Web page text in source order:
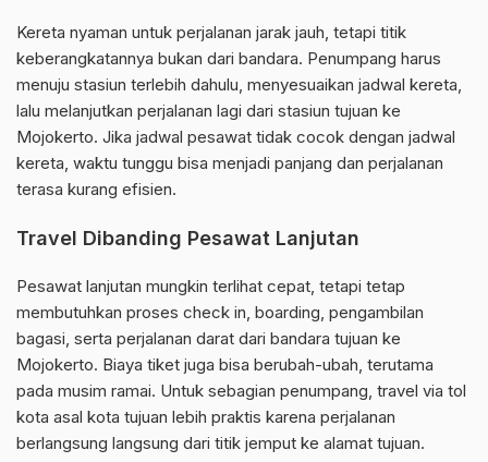
Kereta nyaman untuk perjalanan jarak jauh, tetapi titik
keberangkatannya bukan dari bandara. Penumpang harus
menuju stasiun terlebih dahulu, menyesuaikan jadwal kereta,
lalu melanjutkan perjalanan lagi dari stasiun tujuan ke
Mojokerto. Jika jadwal pesawat tidak cocok dengan jadwal
kereta, waktu tunggu bisa menjadi panjang dan perjalanan
terasa kurang efisien.
Travel Dibanding Pesawat Lanjutan
Pesawat lanjutan mungkin terlihat cepat, tetapi tetap
membutuhkan proses check in, boarding, pengambilan
bagasi, serta perjalanan darat dari bandara tujuan ke
Mojokerto. Biaya tiket juga bisa berubah-ubah, terutama
pada musim ramai. Untuk sebagian penumpang, travel via tol
kota asal kota tujuan lebih praktis karena perjalanan
berlangsung langsung dari titik jemput ke alamat tujuan.